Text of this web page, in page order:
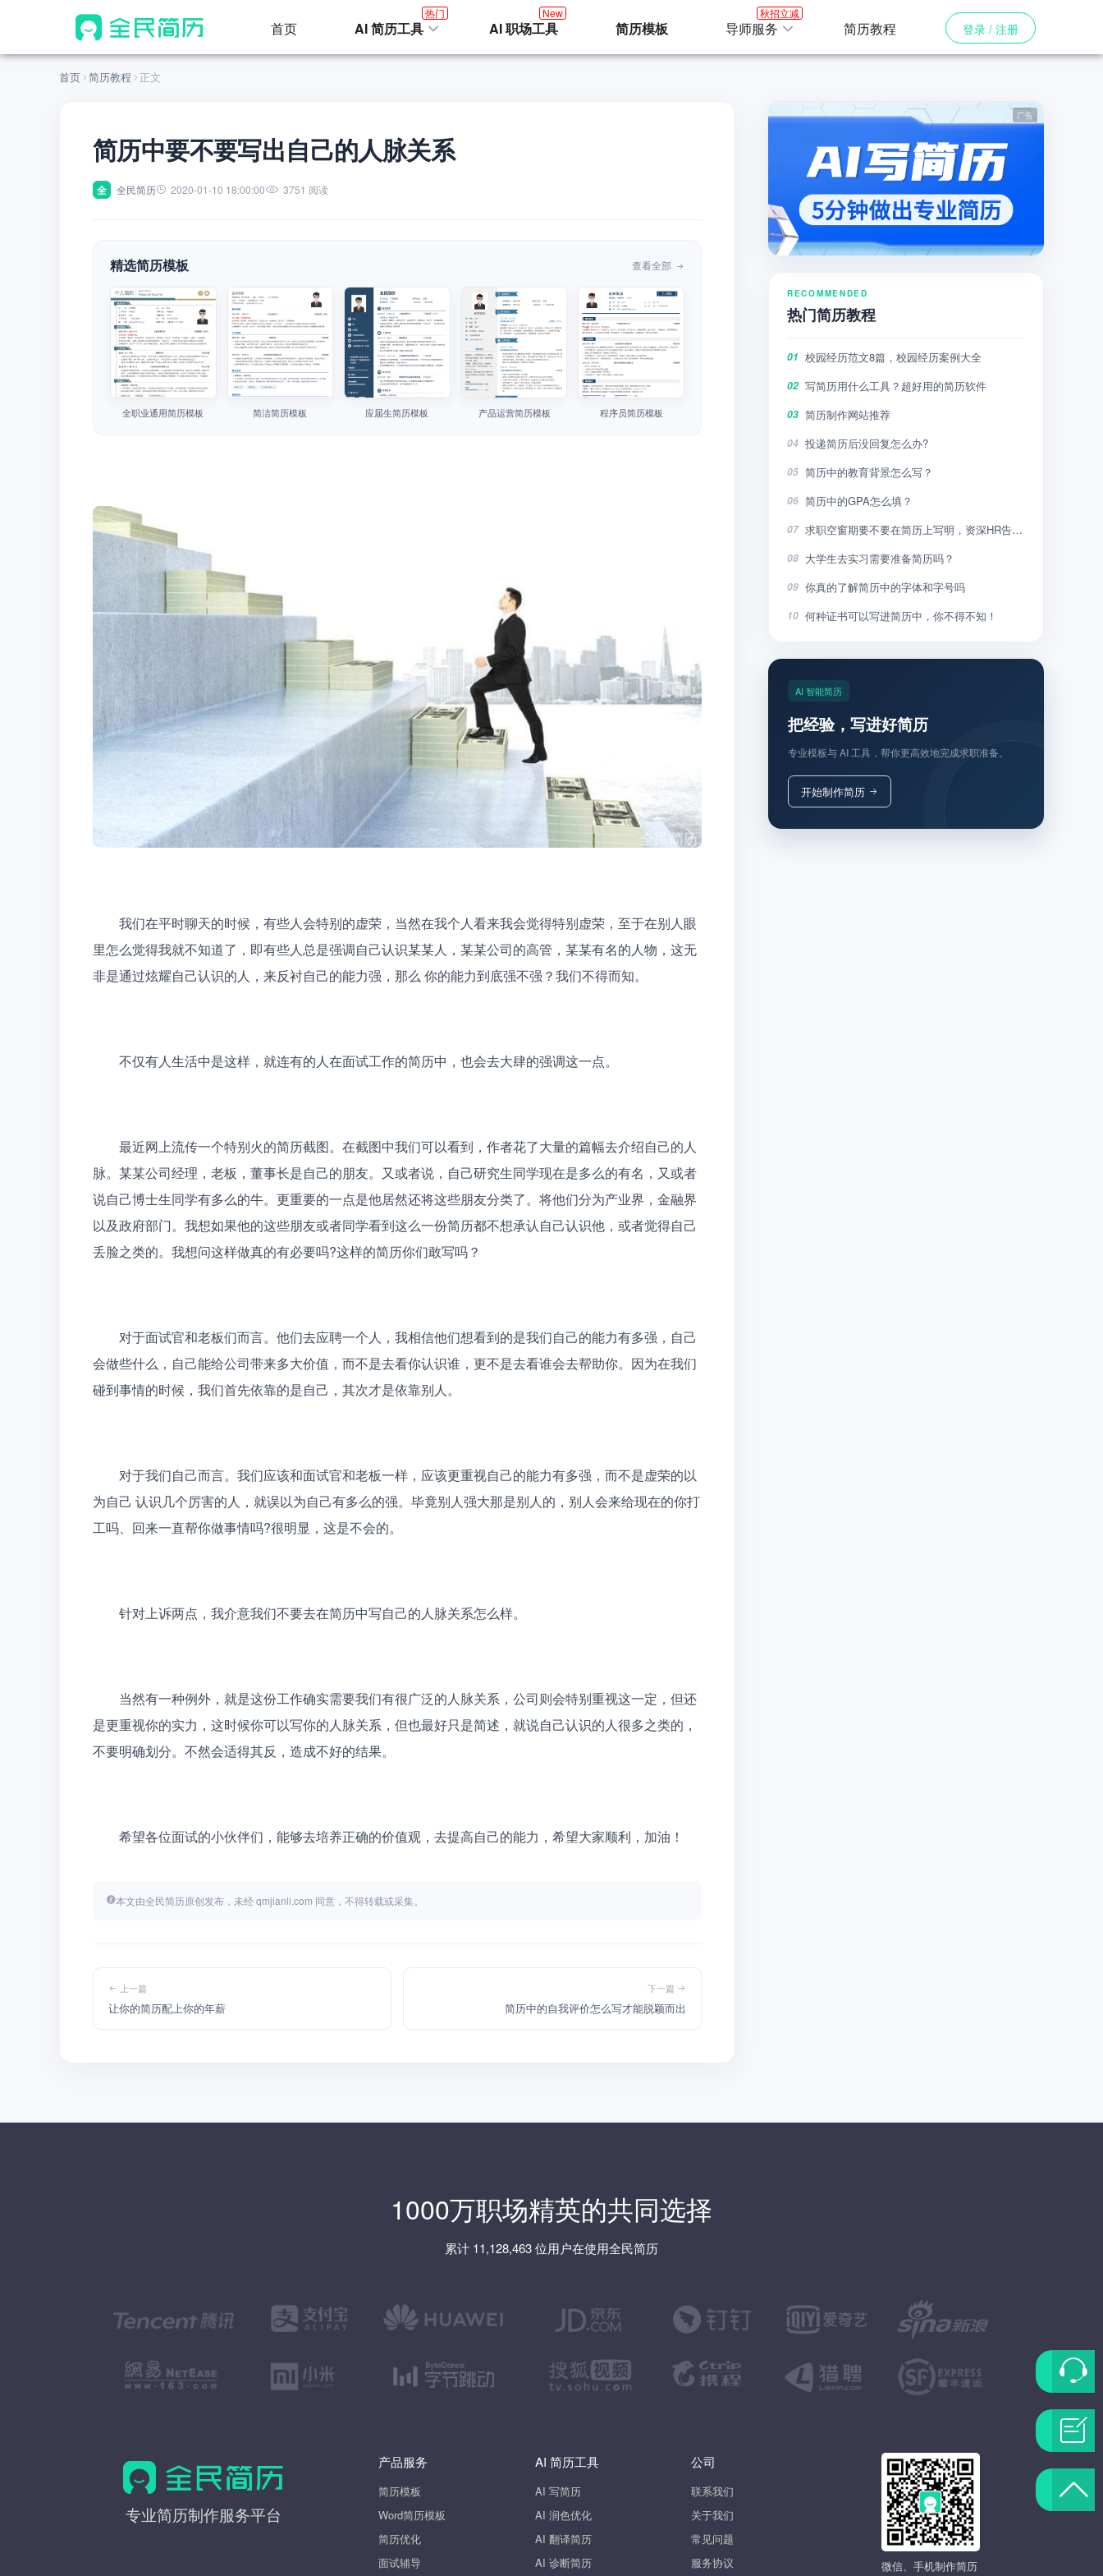
首页 AI 简历工具
热门
AI 职场工具
New
简历模板 导师服务
秋招立减
简历教程 登录 / 注册
首页 简历教程 正文
简历中要不要写出自己的人脉关系
全 全民简历 2020-01-10 18:00:00 3751 阅读
精选简历模板 查看全部
全职业通用简历模板 简洁简历模板 应届生简历模板 产品运营简历模板 程序员简历模板
我们在平时聊天的时候，有些人会特别的虚荣，当然在我个人看来我会觉得特别虚荣，至于在别人眼
里怎么觉得我就不知道了，即有些人总是强调自己认识某某人，某某公司的高管，某某有名的人物，这无
非是通过炫耀自己认识的人，来反衬自己的能力强，那么 你的能力到底强不强？我们不得而知。
不仅有人生活中是这样，就连有的人在面试工作的简历中，也会去大肆的强调这一点。
最近网上流传一个特别火的简历截图。在截图中我们可以看到，作者花了大量的篇幅去介绍自己的人
脉。某某公司经理，老板，董事长是自己的朋友。又或者说，自己研究生同学现在是多么的有名，又或者
说自己博士生同学有多么的牛。更重要的一点是他居然还将这些朋友分类了。将他们分为产业界，金融界
以及政府部门。我想如果他的这些朋友或者同学看到这么一份简历都不想承认自己认识他，或者觉得自己
丢脸之类的。我想问这样做真的有必要吗?这样的简历你们敢写吗？
对于面试官和老板们而言。他们去应聘一个人，我相信他们想看到的是我们自己的能力有多强，自己
会做些什么，自己能给公司带来多大价值，而不是去看你认识谁，更不是去看谁会去帮助你。因为在我们
碰到事情的时候，我们首先依靠的是自己，其次才是依靠别人。
对于我们自己而言。我们应该和面试官和老板一样，应该更重视自己的能力有多强，而不是虚荣的以
为自己 认识几个厉害的人，就误以为自己有多么的强。毕竟别人强大那是别人的，别人会来给现在的你打
工吗、回来一直帮你做事情吗?很明显，这是不会的。
针对上诉两点，我介意我们不要去在简历中写自己的人脉关系怎么样。
当然有一种例外，就是这份工作确实需要我们有很广泛的人脉关系，公司则会特别重视这一定，但还
是更重视你的实力，这时候你可以写你的人脉关系，但也最好只是简述，就说自己认识的人很多之类的，
不要明确划分。不然会适得其反，造成不好的结果。
希望各位面试的小伙伴们，能够去培养正确的价值观，去提高自己的能力，希望大家顺利，加油！
本文由全民简历原创发布，未经 qmjianli.com 同意，不得转载或采集。
上一篇
让你的简历配上你的年薪
下一篇
简历中的自我评价怎么写才能脱颖而出
RECOMMENDED
热门简历教程
01 校园经历范文8篇，校园经历案例大全
02 写简历用什么工具？超好用的简历软件
03 简历制作网站推荐
04 投递简历后没回复怎么办?
05 简历中的教育背景怎么写？
06 简历中的GPA怎么填？
07 求职空窗期要不要在简历上写明，资深HR告诉你
08 大学生去实习需要准备简历吗？
09 你真的了解简历中的字体和字号吗
10 何种证书可以写进简历中，你不得不知！
AI 智能简历
把经验，写进好简历
专业模板与 AI 工具，帮你更高效地完成求职准备。
开始制作简历
1000万职场精英的共同选择
累计 11,128,463 位用户在使用全民简历
全
专业简历制作服务平台
产品服务
简历模板
Word简历模板
简历优化
面试辅导
AI 简历工具
AI 写简历
AI 润色优化
AI 翻译简历
AI 诊断简历
公司
联系我们
关于我们
常见问题
服务协议
微信、手机制作简历
联
系
客
服
题
反
返